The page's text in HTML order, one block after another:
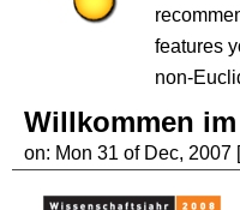
features
non-
Willkommen
on: Mon 31 of Dec, 2007